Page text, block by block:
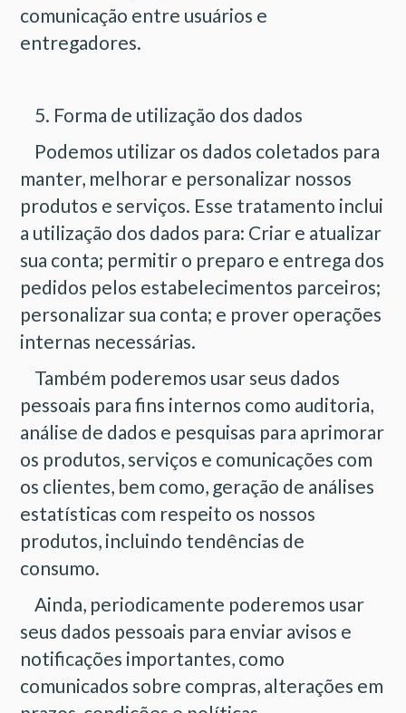
comunicação entre usuários e
entregadores.
5. Forma de utilização dos dados
Podemos utilizar os dados coletados para
manter, melhorar e personalizar nossos
produtos e serviços. Esse tratamento inclui
a utilização dos dados para: Criar e atualizar
sua conta; permitir o preparo e entrega dos
pedidos pelos estabelecimentos parceiros;
personalizar sua conta; e prover operações
internas necessárias.
Também poderemos usar seus dados
pessoais para fins internos como auditoria,
análise de dados e pesquisas para aprimorar
os produtos, serviços e comunicações com
os clientes, bem como, geração de análises
estatísticas com respeito os nossos
produtos, incluindo tendências de
consumo.
Ainda, periodicamente poderemos usar
seus dados pessoais para enviar avisos e
notificações importantes, como
comunicados sobre compras, alterações em